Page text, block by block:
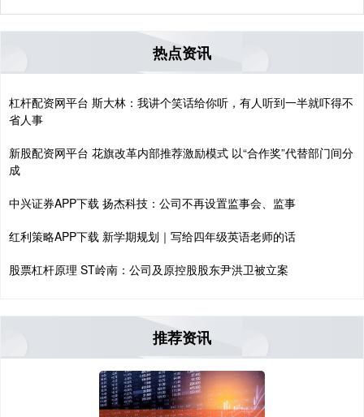
热点资讯
杠杆配资网平台 斯大林：我讲个笑话给你听，有人听到一半就吓得不
省人事
新股配资网平台 花旗改革内部推荐激励模式 以“合作奖”代替部门间分
成
中兴证券APP下载 扬杰科技：公司不再设置监事会、监事
红利策略APP下载 新学期规划｜写给四年级英语老师的话
股票杠杆原理 ST岭南：公司及原控股股东尹洪卫被立案
推荐资讯